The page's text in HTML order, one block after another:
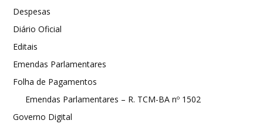
Despesas
Diário Oficial
Editais
Emendas Parlamentares
Folha de Pagamentos
Emendas Parlamentares – R. TCM-BA nº 1502
Governo Digital